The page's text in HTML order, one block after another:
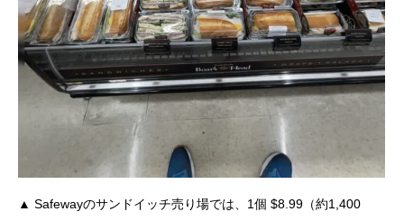
▲ Safewayのサンドイッチ売り場では、1個 $8.99（約1,400